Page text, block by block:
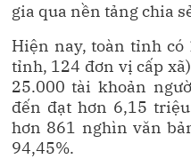
gia qua nền tảng chia
Hiện nay, toàn tỉnh
tỉnh, 124 đơn vị cấp
25.000 tài khoản
đến đạt hơn 6,15
hơn 861 nghìn văn
94,45%.